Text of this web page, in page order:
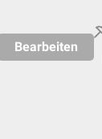
Bearbeiten